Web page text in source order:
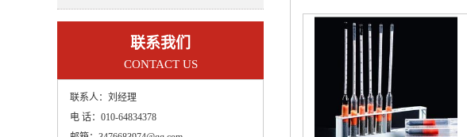
联系我们
CONTACT US
联系人： 刘经理
电 话： 010-64834378